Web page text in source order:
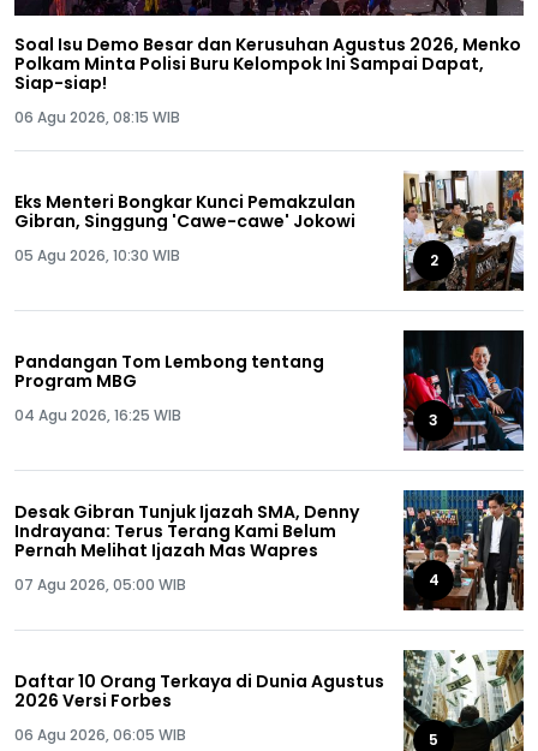
Soal Isu Demo Besar dan Kerusuhan Agustus 2026, Menko
Polkam Minta Polisi Buru Kelompok Ini Sampai Dapat,
Siap-siap!
06 Agu 2026, 08:15 WIB
Eks Menteri Bongkar Kunci Pemakzulan
Gibran, Singgung 'Cawe-cawe' Jokowi
05 Agu 2026, 10:30 WIB 2
Pandangan Tom Lembong tentang
Program MBG
04 Agu 2026, 16:25 WIB 3
Desak Gibran Tunjuk Ijazah SMA, Denny
Indrayana: Terus Terang Kami Belum
Pernah Melihat Ijazah Mas Wapres
07 Agu 2026, 05:00 WIB 4
Daftar 10 Orang Terkaya di Dunia Agustus
2026 Versi Forbes
06 Agu 2026, 06:05 WIB 5